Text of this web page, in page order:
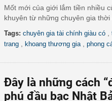
Mốt mới của giới lắm tiền nhiều
khuyên từ những chuyên gia thời
Tags: chuyên gia tài chính giàu có
trang
khoang thương gia phong
Đây là những cách
phú đầu bạc Nhật